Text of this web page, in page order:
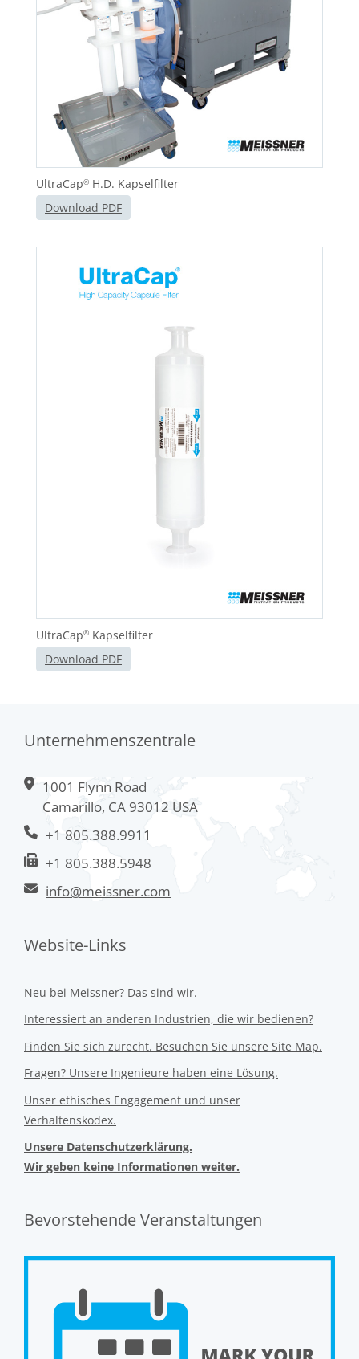
UltraCap® H.D. Kapselfilter
Download PDF
UltraCap® Kapselfilter
Download PDF
Unternehmenszentrale
1001 Flynn Road
Camarillo, CA 93012 USA
+1 805.388.9911
+1 805.388.5948
info@meissner.com
Website-Links
Neu bei Meissner? Das sind wir.
Interessiert an anderen Industrien, die wir bedienen?
Finden Sie sich zurecht. Besuchen Sie unsere Site Map.
Fragen? Unsere Ingenieure haben eine Lösung.
Unser ethisches Engagement und unser
Verhaltenskodex.
Unsere Datenschutzerklärung.
Wir geben keine Informationen weiter.
Bevorstehende Veranstaltungen